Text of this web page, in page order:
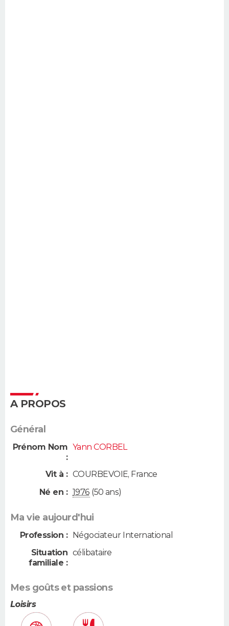
A PROPOS
Général
Prénom Nom
:
Yann CORBEL
Vit à : COURBEVOIE, France
Né en : 1976 (50 ans)
Ma vie aujourd'hui
Profession : Négociateur International
Situation
familiale :
célibataire
Mes goûts et passions
Loisirs